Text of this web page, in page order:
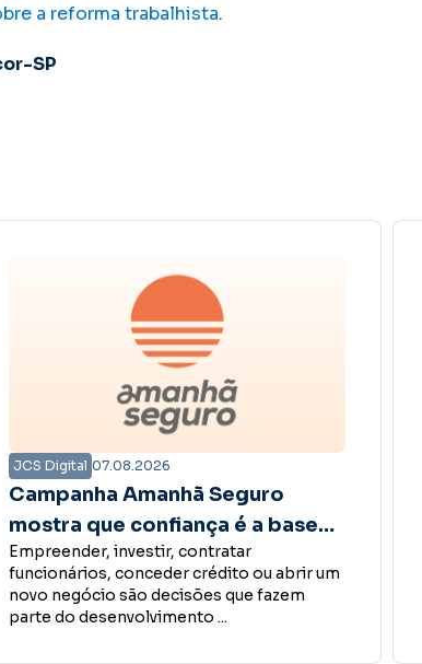
a reforma trabalhista.
SP
JCS Digital 06.08.2026
Nelson Veiga, da Allianz,
participa do próximo
SincorCAST
O presidente do Sincor-SP, Boris Ber, vai
receber o diretor executivo Comercial da
Allianz Seguros, Nelson Veiga, na ...